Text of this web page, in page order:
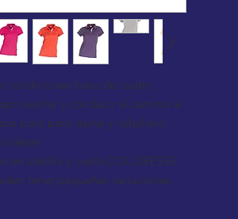
condiciones fuera de cuatro
y conducir el camino al
polo para dama y caballero.
en aletilla y cuelloCOLORES:El
tener pequeñas variaciones